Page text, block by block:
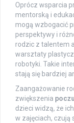
Oprócz wsparcia
mentorską i
mogą wzbogacić
perspektywy i
rodzic z talentem
warsztaty
robotyki. Takie
stają się bardziej
Zaangażowanie
zwiększenia
dzieci widzą, że
w zajęciach, czują